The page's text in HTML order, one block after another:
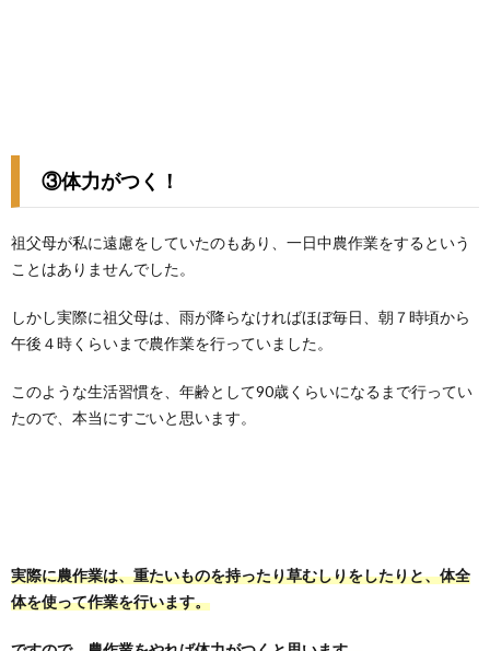
③体力がつく！
祖父母が私に遠慮をしていたのもあり、一日中農作業をするという
ことはありませんでした。
しかし実際に祖父母は、雨が降らなければほぼ毎日、朝７時頃から
午後４時くらいまで農作業を行っていました。
このような生活習慣を、年齢として90歳くらいになるまで行ってい
たので、本当にすごいと思います。
実際に農作業は、重たいものを持ったり草むしりをしたりと、体全
体を使って作業を行います。